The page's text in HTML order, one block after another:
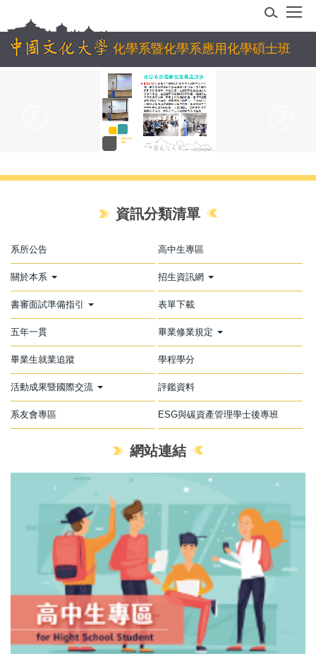
到
主
化學系暨化學系應用化學碩士班
資訊分類清單
系所公告 高中生專區
關於本系 招生資訊網
書審面試準備指引 表單下載
五年一貫 畢業修業規定
畢業生就業追蹤 學程學分
活動成果暨國際交流 評鑑資料
系友會專區 ESG與碳資產管理學士後專班
網站連結